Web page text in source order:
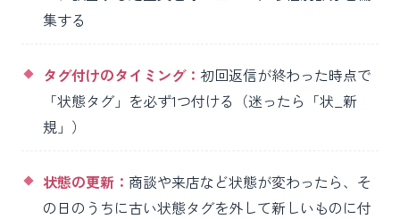
集する
タグ付けのタイミング： 初回返信が終わった時点で
「状態タグ」を必ず1つ付ける（迷ったら「状_新
規」）
状態の更新： 商談や来店など状態が変わったら、そ
の日のうちに古い状態タグを外して新しいものに付